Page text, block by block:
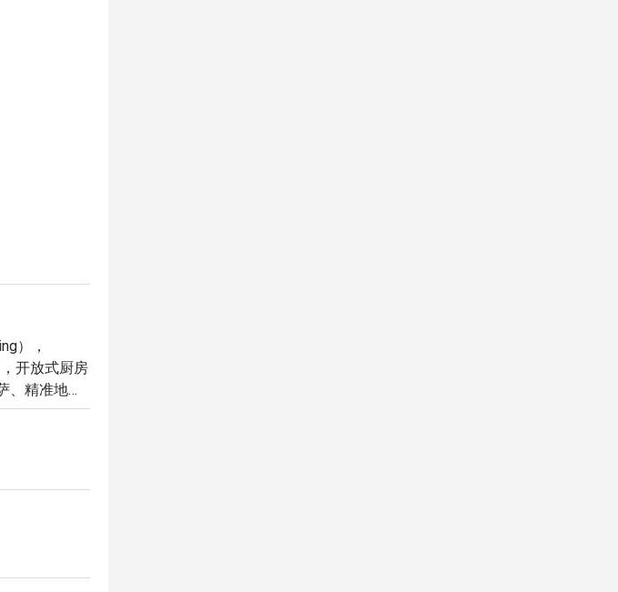
），
开放式厨房
、精准地切
都化为值得
忘返：
餐之内尝